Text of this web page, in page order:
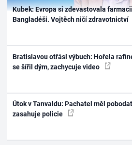
Kubek: Evropa si zdevastovala
Bangladéši. Vojtěch ničí zdravotnictví
Bratislavou otřásl výbuch: Hořela
se šířil dým, zachycuje video
Útok v Tanvaldu: Pachatel měl
zasahuje policie